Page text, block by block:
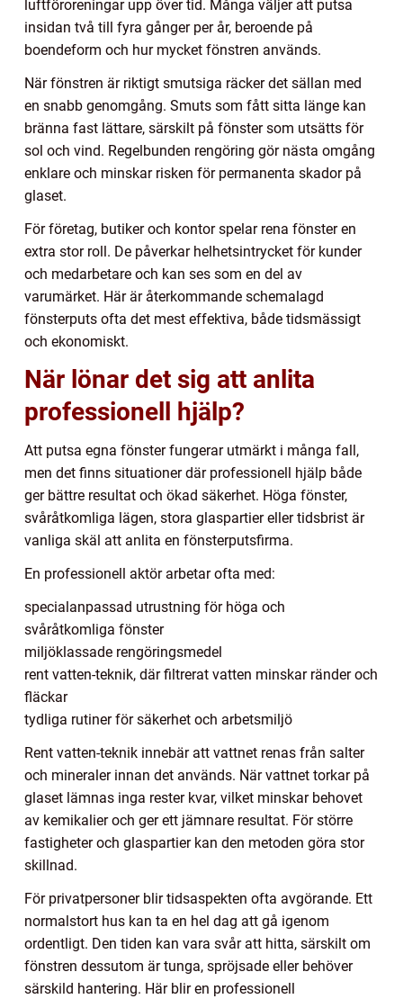
luftföroreningar upp över tid. Många väljer att putsa
insidan två till fyra gånger per år, beroende på
boendeform och hur mycket fönstren används.
När fönstren är riktigt smutsiga räcker det sällan med
en snabb genomgång. Smuts som fått sitta länge kan
bränna fast lättare, särskilt på fönster som utsätts för
sol och vind. Regelbunden rengöring gör nästa omgång
enklare och minskar risken för permanenta skador på
glaset.
För företag, butiker och kontor spelar rena fönster en
extra stor roll. De påverkar helhetsintrycket för kunder
och medarbetare och kan ses som en del av
varumärket. Här är återkommande schemalagd
fönsterputs ofta det mest effektiva, både tidsmässigt
och ekonomiskt.
När lönar det sig att anlita
professionell hjälp?
Att putsa egna fönster fungerar utmärkt i många fall,
men det finns situationer där professionell hjälp både
ger bättre resultat och ökad säkerhet. Höga fönster,
svåråtkomliga lägen, stora glaspartier eller tidsbrist är
vanliga skäl att anlita en fönsterputsfirma.
En professionell aktör arbetar ofta med:
specialanpassad utrustning för höga och
svåråtkomliga fönster
miljöklassade rengöringsmedel
rent vatten-teknik, där filtrerat vatten minskar ränder och
fläckar
tydliga rutiner för säkerhet och arbetsmiljö
Rent vatten-teknik innebär att vattnet renas från salter
och mineraler innan det används. När vattnet torkar på
glaset lämnas inga rester kvar, vilket minskar behovet
av kemikalier och ger ett jämnare resultat. För större
fastigheter och glaspartier kan den metoden göra stor
skillnad.
För privatpersoner blir tidsaspekten ofta avgörande. Ett
normalstort hus kan ta en hel dag att gå igenom
ordentligt. Den tiden kan vara svår att hitta, särskilt om
fönstren dessutom är tunga, spröjsade eller behöver
särskild hantering. Här blir en professionell